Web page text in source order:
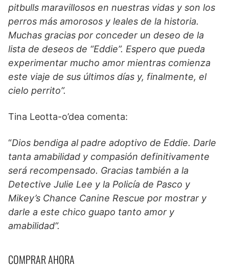
pitbulls maravillosos en nuestras vidas y son los
perros más amorosos y leales de la historia.
Muchas gracias por conceder un deseo de la
lista de deseos de “Eddie”. Espero que pueda
experimentar mucho amor mientras comienza
este viaje de sus últimos días y, finalmente, el
cielo perrito”.
Tina Leotta-o’dea comenta:
“Dios bendiga al padre adoptivo de Eddie. Darle
tanta amabilidad y compasión definitivamente
será recompensado. Gracias también a la
Detective Julie Lee y la Policía de Pasco y
Mikey’s Chance Canine Rescue por mostrar y
darle a este chico guapo tanto amor y
amabilidad”.
COMPRAR AHORA